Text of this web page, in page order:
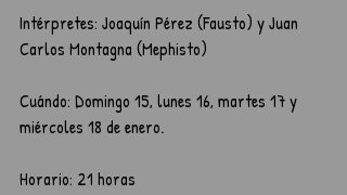
Intérpretes: Joaquín Pérez (Fausto) y Juan
Carlos Montagna (Mephisto)
Cuándo: Domingo 15, lunes 16, martes 17 y
miércoles 18 de enero.
Horario: 21 horas